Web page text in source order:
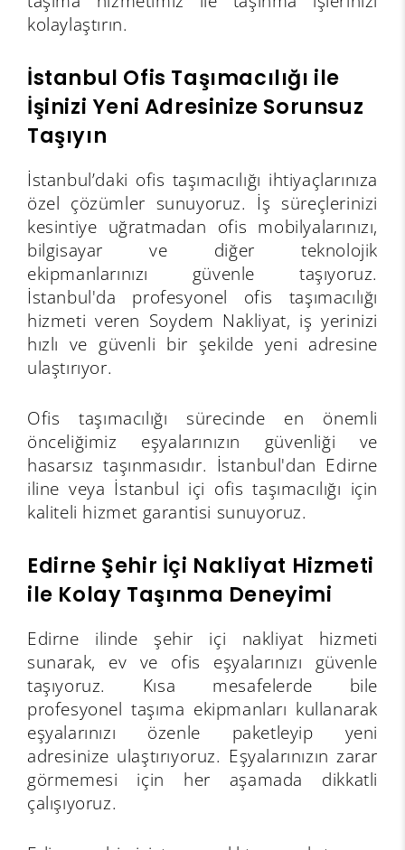
kolaylaştırın.
İstanbul Ofis Taşımacılığı ile
İşinizi Yeni Adresinize Sorunsuz
Taşıyın
İstanbul’daki ofis taşımacılığı ihtiyaçlarınıza
özel çözümler sunuyoruz. İş süreçlerinizi
kesintiye uğratmadan ofis mobilyalarınızı,
bilgisayar ve diğer teknolojik
ekipmanlarınızı güvenle taşıyoruz.
İstanbul'da profesyonel ofis taşımacılığı
hizmeti veren Soydem Nakliyat, iş yerinizi
hızlı ve güvenli bir şekilde yeni adresine
ulaştırıyor.
Ofis taşımacılığı sürecinde en önemli
önceliğimiz eşyalarınızın güvenliği ve
hasarsız taşınmasıdır. İstanbul'dan Edirne
iline veya İstanbul içi ofis taşımacılığı için
kaliteli hizmet garantisi sunuyoruz.
Edirne Şehir İçi Nakliyat Hizmeti
ile Kolay Taşınma Deneyimi
Edirne ilinde şehir içi nakliyat hizmeti
sunarak, ev ve ofis eşyalarınızı güvenle
taşıyoruz. Kısa mesafelerde bile
profesyonel taşıma ekipmanları kullanarak
eşyalarınızı özenle paketleyip yeni
adresinize ulaştırıyoruz. Eşyalarınızın zarar
görmemesi için her aşamada dikkatli
çalışıyoruz.